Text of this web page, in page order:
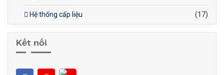
Hệ thống cấp liệu (17)
Kết nối